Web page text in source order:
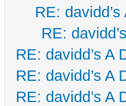
RE:
RE:
RE: davidd’s A
RE: davidd’s A
RE: davidd’s A